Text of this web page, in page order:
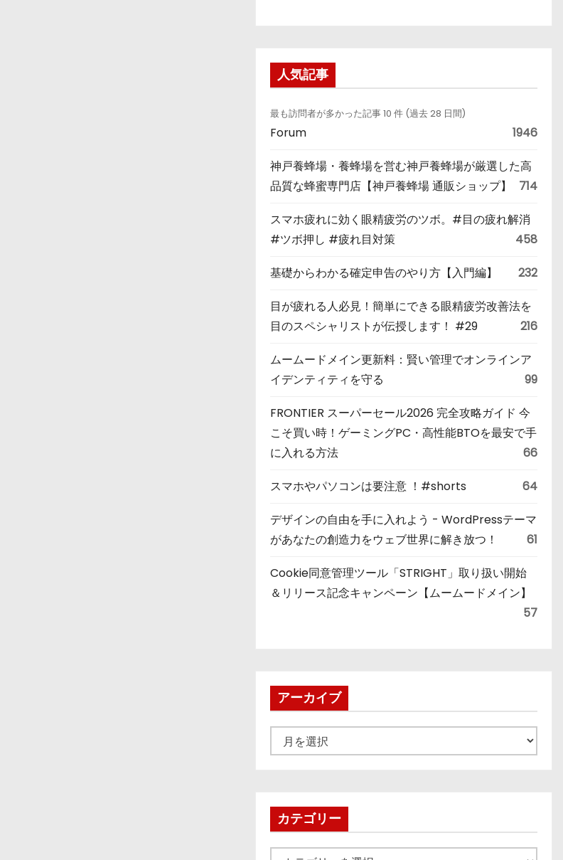
人気記事
最も訪問者が多かった記事 10 件 (過去 28 日間)
Forum 1946
神戸養蜂場・養蜂場を営む神戸養蜂場が厳選した高
品質な蜂蜜専門店【神戸養蜂場 通販ショップ】
714
スマホ疲れに効く眼精疲労のツボ。#目の疲れ解消
#ツボ押し #疲れ目対策
458
基礎からわかる確定申告のやり方【入門編】 232
目が疲れる人必見！簡単にできる眼精疲労改善法を
目のスペシャリストが伝授します！ #29
216
ムームードメイン更新料：賢い管理でオンラインア
イデンティティを守る
99
FRONTIER スーパーセール2026 完全攻略ガイド 今
こそ買い時！ゲーミングPC・高性能BTOを最安で手
に入れる方法
66
スマホやパソコンは要注意 ！#shorts 64
デザインの自由を手に入れよう - WordPressテーマ
があなたの創造力をウェブ世界に解き放つ！
61
Cookie同意管理ツール「STRIGHT」取り扱い開始
＆リリース記念キャンペーン【ムームードメイン】
57
アーカイブ
ー
ブカテゴリー